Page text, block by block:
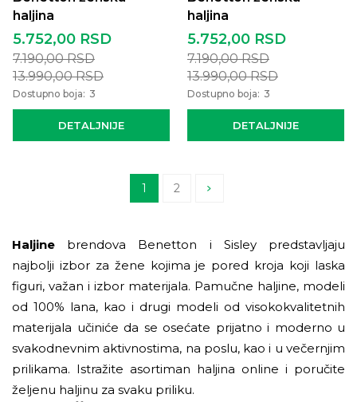
haljina
DETALJNIJE
5.752,00 RSD
7.190,00RSD
13.990,00RSD
Dostupno boja: 3
haljina
DETALJNIJE
5.752,00 RSD
7.190,00RSD
13.990,00RSD
Dostupno boja: 3
1 2
Haljine brendova Benetton i Sisley predstavljaju
najbolji izbor za žene kojima je pored kroja koji laska
figuri, važan i izbor materijala. Pamučne haljine, modeli
od 100% lana, kao i drugi modeli od visokokvalitetnih
materijala učiniće da se osećate prijatno i moderno u
svakodnevnim aktivnostima, na poslu, kao i u večernjim
prilikama. Istražite asortiman haljina online i poručite
željenu haljinu za svaku priliku.